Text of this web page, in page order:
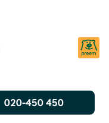
020-450 450